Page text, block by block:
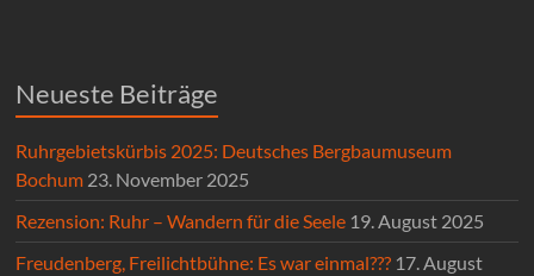
Neueste Beiträge
Ruhrgebietskürbis 2025: Deutsches Bergbaumuseum
Bochum 23. November 2025
Rezension: Ruhr – Wandern für die Seele 19. August 2025
Freudenberg, Freilichtbühne: Es war einmal??? 17. August